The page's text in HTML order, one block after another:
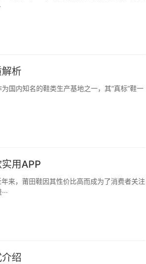
析
国内知名的鞋类生产基地之一，其“真标”鞋一
用APP
来，莆田鞋因其性价比高而成为了消费者关注
绍